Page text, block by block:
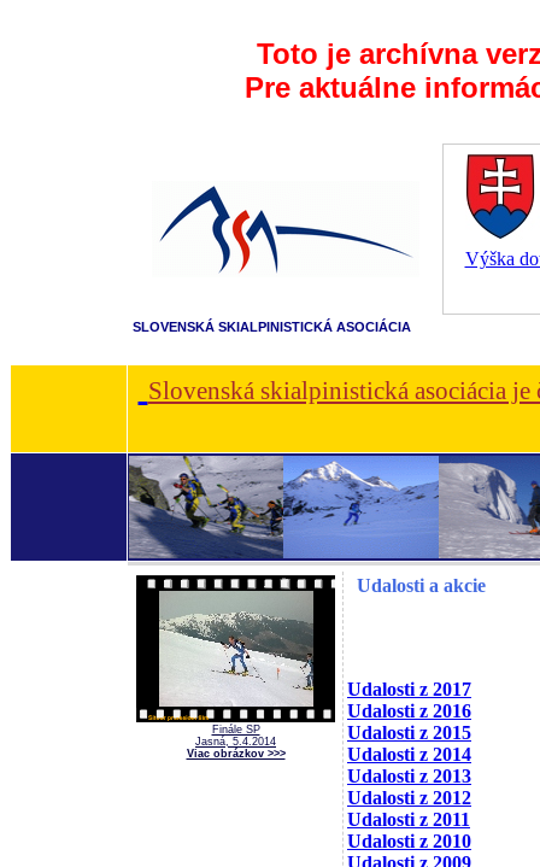
Toto je archívna
Pre aktuálne
Výška
SLOVENSKÁ SKIALPINISTICKÁ ASOCIÁCIA
Slovenská skialpinistická asociácia
Finále SP
Jasná, 5.4.2014
Viac obrázkov >>>
Udalosti a akcie
Udalosti z 2017
Udalosti z 2016
Udalosti z 2015
Udalosti z 2014
Udalosti z 2013
Udalosti z 2012
Udalosti z 2011
Udalosti z 2010
Udalosti z 2009